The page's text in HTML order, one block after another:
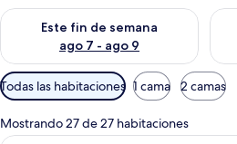
Este fin de semana
ago 7 - ago 9
Consulta la disponibilidad para
Filtros
disponibles
para
las
Todas las habitaciones 1 cama 2 camas
Mostrando 27 de 27 habitaciones